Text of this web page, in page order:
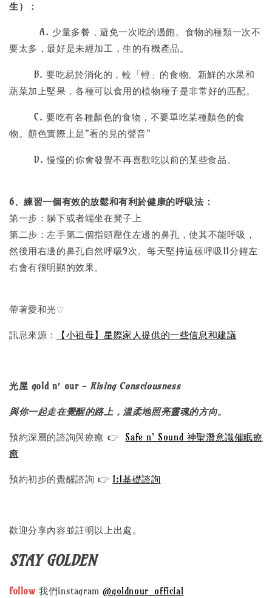
生）：
A. 少量多餐，避免一次吃的過飽。食物的種類一次不
要太多，最好是未經加工，生的有機產品。
B. 要吃易於消化的，較「輕」的食物。新鮮的水果和
蔬菜加上堅果，各種可以食用的植物種子是非常好的匹配。
C. 要吃有各種顏色的食物，不要單吃某種顏色的食
物。顏色實際上是"看的見的聲音"
D. 慢慢的你會發覺不再喜歡吃以前的某些食品。
6、練習一個有效的放鬆和有利於健康的呼吸法：
第一步：躺下或者端坐在凳子上
第二步：左手第二個指頭壓住左邊的鼻孔，使其不能呼吸，
然後用右邊的鼻孔自然呼吸9次。每天堅持這樣呼吸11分鐘左
右會有很明顯的效果。
帶著愛和光♡
訊息來源： 【小祖母】星際家人提供的一些信息和建議
光屋 gold n’ our - Rising Consciousness
與你一起走在覺醒的路上，溫柔地照亮靈魂的方向。
預約深層的諮詢與療癒 👉Safe n' Sound 神聖潛意識催眠療
癒
預約初步的覺醒諮詢 👉1:1基礎諮詢
歡迎分享內容並註明以上出處。
STAY GOLDEN
follow我們instagram@goldnour_official